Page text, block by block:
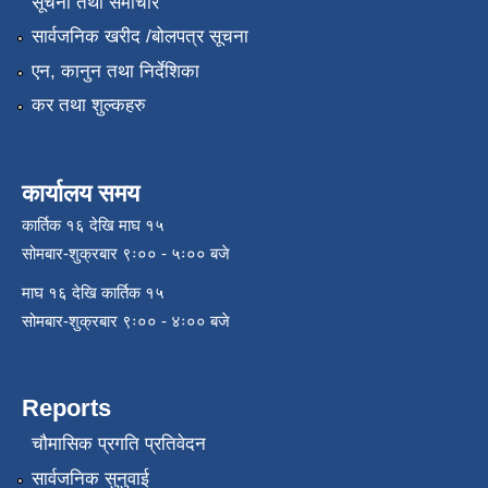
सार्वजनिक खरीद /बोलपत्र सूचना
एन, कानुन तथा निर्देशिका
कर तथा शुल्कहरु
कार्यालय समय
कार्तिक १६ देखि माघ १५
सोमबार-शुक्रबार ९ः०० - ५ः०० बजे
माघ १६ देखि कार्तिक १५
सोमबार-शुक्रबार ९ः०० - ४ः०० बजे
Reports
चौमासिक प्रगति प्रतिवेदन
सार्वजनिक सुनुवाई